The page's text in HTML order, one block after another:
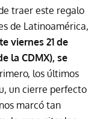
traer este regalo
de Latinoamérica,
viernes 21 de
la CDMX), se
los últimos
un cierre perfecto
nos marcó tan